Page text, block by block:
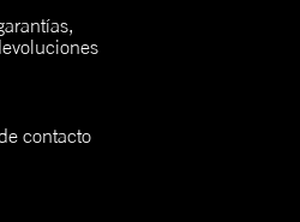
contacto